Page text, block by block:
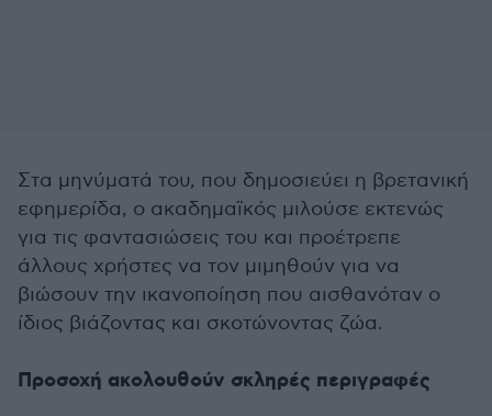
Στα μηνύματά του, που δημοσιεύει η βρετανική
εφημερίδα, ο ακαδημαϊκός μιλούσε εκτενώς
για τις φαντασιώσεις του και προέτρεπε
άλλους χρήστες να τον μιμηθούν για να
βιώσουν την ικανοποίηση που αισθανόταν ο
ίδιος βιάζοντας και σκοτώνοντας ζώα.
Προσοχή ακολουθούν σκληρές περιγραφές